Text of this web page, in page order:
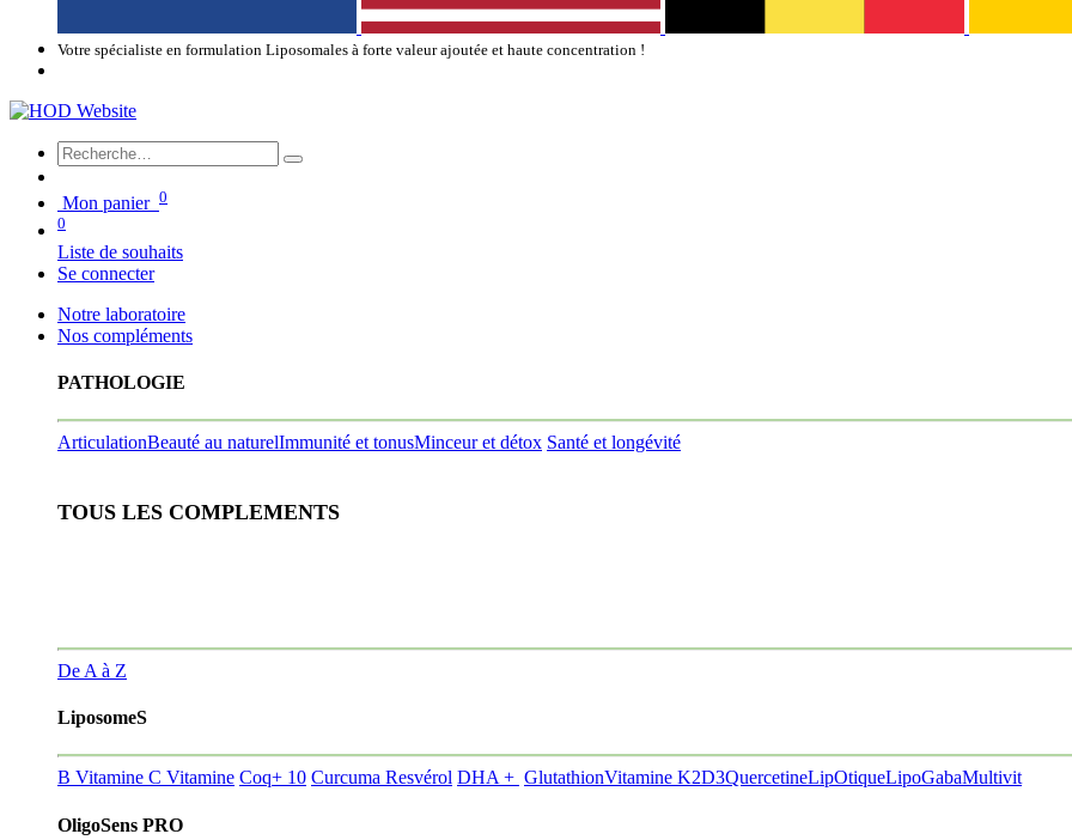
Votre spécialiste en formulation Liposomales à forte valeur ajoutée et haute concentration !
Mon panier 0
0
Liste de souhaits
Se connecter
Notre laboratoire
Nos compléments
PATHOLOGIE
ArticulationBeauté au naturelImmunité et tonusMinceur et détox Santé et longévité
TOUS LES COMPLEMENTS
De A à Z
LiposomeS
B Vitamine C Vitamine Coq+ 10 Curcuma Resvérol DHA + GlutathionVitamine K2D3QuercetineLipOtiqueLipoGabaMultivit
OligoSens PRO